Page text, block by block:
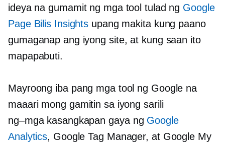
ideya na gumamit ng mga tool tulad ng Google
Page Bilis Insights upang makita kung paano
gumaganap ang iyong site, at kung saan ito
mapapabuti.
Mayroong iba pang mga tool ng Google na
maaari mong gamitin sa iyong sarili
ng–mga kasangkapan gaya ng Google
Analytics, Google Tag Manager, at Google My